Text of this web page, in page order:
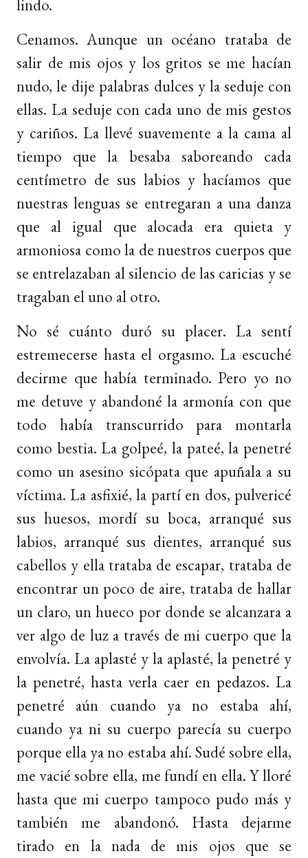
lindo.
Cenamos. Aunque un océano trataba de
salir de mis ojos y los gritos se me hacían
nudo, le dije palabras dulces y la seduje con
ellas. La seduje con cada uno de mis gestos
y cariños. La llevé suavemente a la cama al
tiempo que la besaba saboreando cada
centímetro de sus labios y hacíamos que
nuestras lenguas se entregaran a una danza
que al igual que alocada era quieta y
armoniosa como la de nuestros cuerpos que
se entrelazaban al silencio de las caricias y se
tragaban el uno al otro.
No sé cuánto duró su placer. La sentí
estremecerse hasta el orgasmo. La escuché
decirme que había terminado. Pero yo no
me detuve y abandoné la armonía con que
todo había transcurrido para montarla
como bestia. La golpeé, la pateé, la penetré
como un asesino sicópata que apuñala a su
víctima. La asfixié, la partí en dos, pulvericé
sus huesos, mordí su boca, arranqué sus
labios, arranqué sus dientes, arranqué sus
cabellos y ella trataba de escapar, trataba de
encontrar un poco de aire, trataba de hallar
un claro, un hueco por donde se alcanzara a
ver algo de luz a través de mi cuerpo que la
envolvía. La aplasté y la aplasté, la penetré y
la penetré, hasta verla caer en pedazos. La
penetré aún cuando ya no estaba ahí,
cuando ya ni su cuerpo parecía su cuerpo
porque ella ya no estaba ahí. Sudé sobre ella,
me vacié sobre ella, me fundí en ella. Y lloré
hasta que mi cuerpo tampoco pudo más y
también me abandonó. Hasta dejarme
tirado en la nada de mis ojos que se